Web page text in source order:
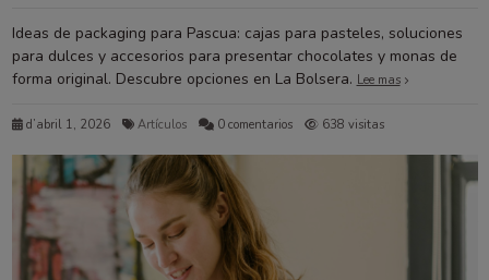
Ideas de packaging para Pascua: cajas para pasteles, soluciones
para dulces y accesorios para presentar chocolates y monas de
forma original. Descubre opciones en La Bolsera. Lee mas
d’abril 1, 2026 Artículos 0 comentarios 638 visitas